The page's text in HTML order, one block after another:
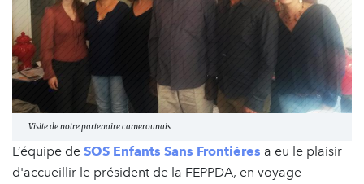
Visite de notre partenaire camerounais
L’équipe de SOS Enfants Sans Frontières a eu le plaisir
d'accueillir le président de la FEPPDA, en voyage